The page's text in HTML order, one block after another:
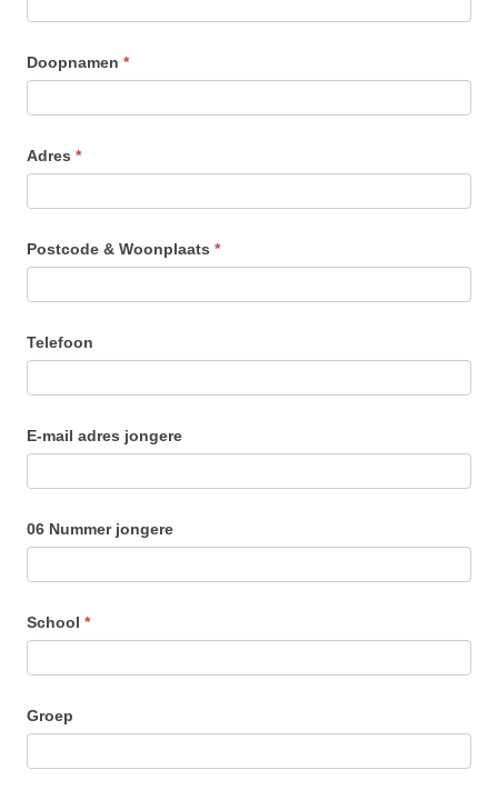
Doopnamen *
Adres *
Postcode & Woonplaats *
Telefoon
E-mail adres jongere
06 Nummer jongere
School *
Groep